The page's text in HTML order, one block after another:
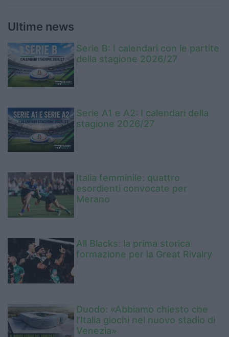
Ultime news
Serie B: I calendari con le partite
della stagione 2026/27
Serie A1 e A2: I calendari della
stagione 2026/27
Italia femminile: quattro
esordienti convocate per
Merano
All Blacks: la prima storica
formazione per la Great Rivalry
Duodo: «Abbiamo chiesto che
l’Italia giochi nel nuovo stadio di
Venezia»